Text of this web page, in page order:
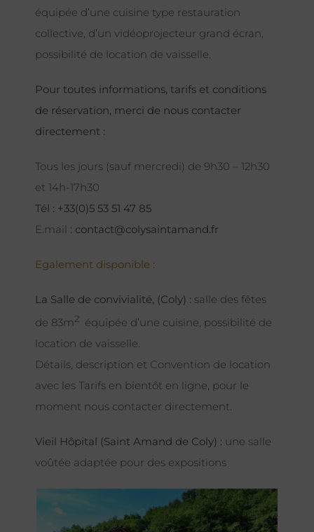
équipée d’une cuisine type restauration
collective, d’un vidéoprojecteur grand écran,
possibilité de location de vaisselle.
Pour toutes informations, tarifs et conditions
de réservation, merci de nous contacter
directement :
Tous les jours (sauf mercredi) de 9h30 – 12h30
et 14h-17h30
Tél : +33(0)5 53 51 47 85
E.mail : contact@colysaintamand.fr
Egalement disponible :
La Salle de convivialité, (Coly) : salle des fêtes
de 83m2 équipée d’une cuisine, possibilité de
location de vaisselle.
Détails, description et Convention de location
avec les Tarifs en bientôt en ligne, pour le
moment nous contacter directement.
Vieil Hôpital (Saint Amand de Coly) : une salle
voûtée adaptée pour des expositions